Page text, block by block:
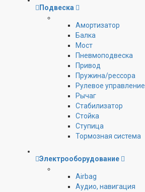
Подвеска
Амортизатор
Балка
Мост
Пневмоподвеска
Привод
Пружина/рессора
Рулевое управление
Рычаг
Стабилизатор
Стойка
Ступица
Тормозная система
Электрооборудование
Airbag
Аудио, навигация